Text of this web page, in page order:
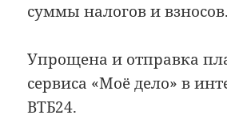
суммы налогов и взносов.
Упрощена и отправка
сервиса «Моё дело» в
ВТБ24.